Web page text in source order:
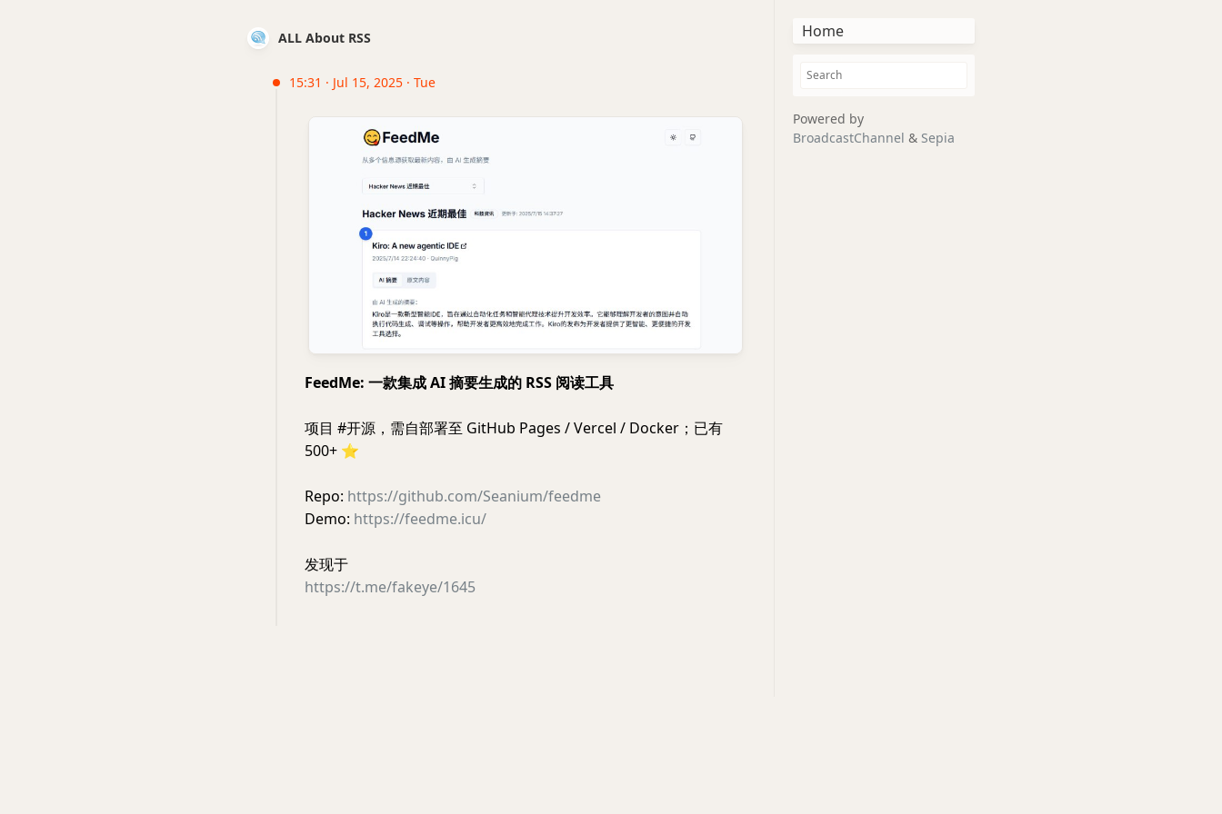
ALL About RSS
15:31 · Jul 15, 2025 · Tue
FeedMe: 一款集成 AI 摘要生成的 RSS 阅读工具
项目 #开源，需自部署至 GitHub Pages / Vercel / Docker；已有
500+ ⭐️
Repo: https://github.com/Seanium/feedme
Demo: https://feedme.icu/
发现于
https://t.me/fakeye/1645
Home
Powered by
BroadcastChannel & Sepia